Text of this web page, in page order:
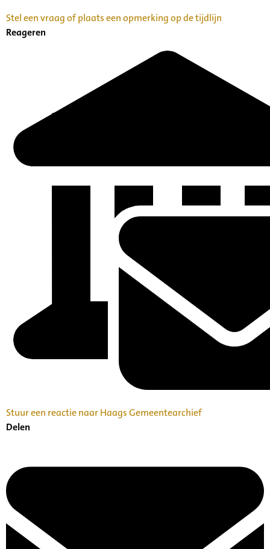
Stel een vraag of plaats een opmerking op de tijdlijn
Reageren
Stuur een reactie naar Haags Gemeentearchief
Delen